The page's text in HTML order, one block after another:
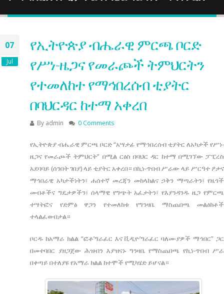
07
Jul
የኢትዮጵያ ብሔራዊ ምርጫ ቦርድ
የሥነ-ዜጋና የመራጮች ትምህርትን
የተመለከተ የማኅበረሰብ ቲያትር
በባህርዳር ከተማ አቀረበ
By admin 0 Comments
የኢትዮጵያ ብሔራዊ ምርጫ ቦርድ “አሣታፊ የማኅበረሰብ ቲያትር ለአካታች የሥነ-
ዜጋና የመራጮች ትምህርት” በሚል ርዕስ በባህር ዳር ከተማ በሚገኘው ፓፒረስ
አደባባይ (ሰንበት ገበያ) ላይ ቲያትር አቀረበ። በኪነ-ጥበብ ሥራው ላይ ሥርዓተ ፆታና
ማኅበራዊ አካታችነትን፣ ሐሰተኛ መረጃን መከላከልና ኃቅን ማጣራትን፣ የዜጎች
መብቶችና ግዴታዎችን፣ ሰላማዊ የግጭት አፈታትን፣ የእያንዳንዱ ዜጋ የምርጫ
ተሣትፎና የድምፅ ዋጋን የተመለከቱ የግንዛቤ ማስጨበጫ መልዕክቶች
ተላልፈውበታል።
ቦርዱ ከአማራ ክልል “ፎቶ’ግራፈር እና ቪዲዮ’ግራፈር ባለሙያዎች ማኅበር” ጋር
በመተባበር ያዘጋጀው ሕዝብን እያዝናኑ ግንዛቤ የማስጨበጫ የኪነ-ጥበብ ሥራ
በቀጣይ በተለያዩ የአማራ ክልል ከተሞች የሚካሄድ ይሆናል።